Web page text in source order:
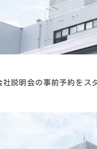
社説明会の事前予約をス